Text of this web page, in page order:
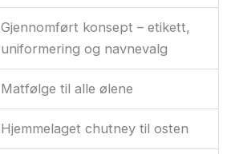
Gjennomført konsept – etikett,
uniformering og navnevalg
Matfølge til alle ølene
Hjemmelaget chutney til osten